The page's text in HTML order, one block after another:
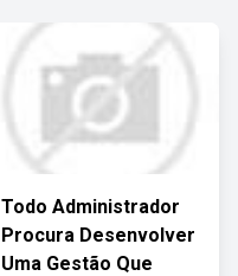
Todo Administrador
Procura Desenvolver
Uma Gestão Que